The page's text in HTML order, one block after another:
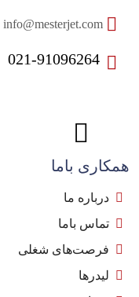
021-91096264
همکاری باما
درباره ما
تماس باما
فرصت‌های شغلی
لیدرها